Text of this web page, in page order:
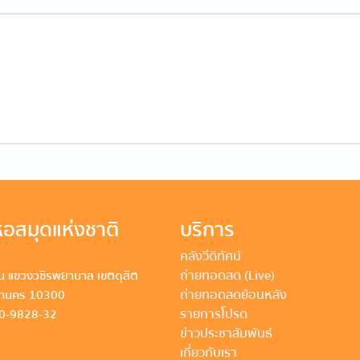
สมุดแห่งชาติ
แขวงวชิรพยาบาล เขตดุสิต
นคร 10300
9828-32
บริการ
คลังวีดิทัศน์
ถ่ายทอดสด (Live)
ถ่ายทอดสดย้อนหลัง
รายการโปรด
ข่าวประชาสัมพันธ์
เกี่ยวกับเรา